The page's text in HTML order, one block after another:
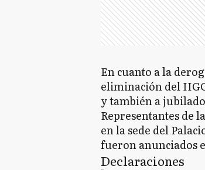
En cuanto a la
eliminación del
y también a
Representantes de
en la sede del
fueron anunciados
Declaraciones